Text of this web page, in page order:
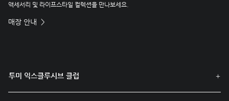
액세서리 및 라이프스타일 컬렉션을 만나보세요.
매장 안내
투미 익스클루시브 클럽